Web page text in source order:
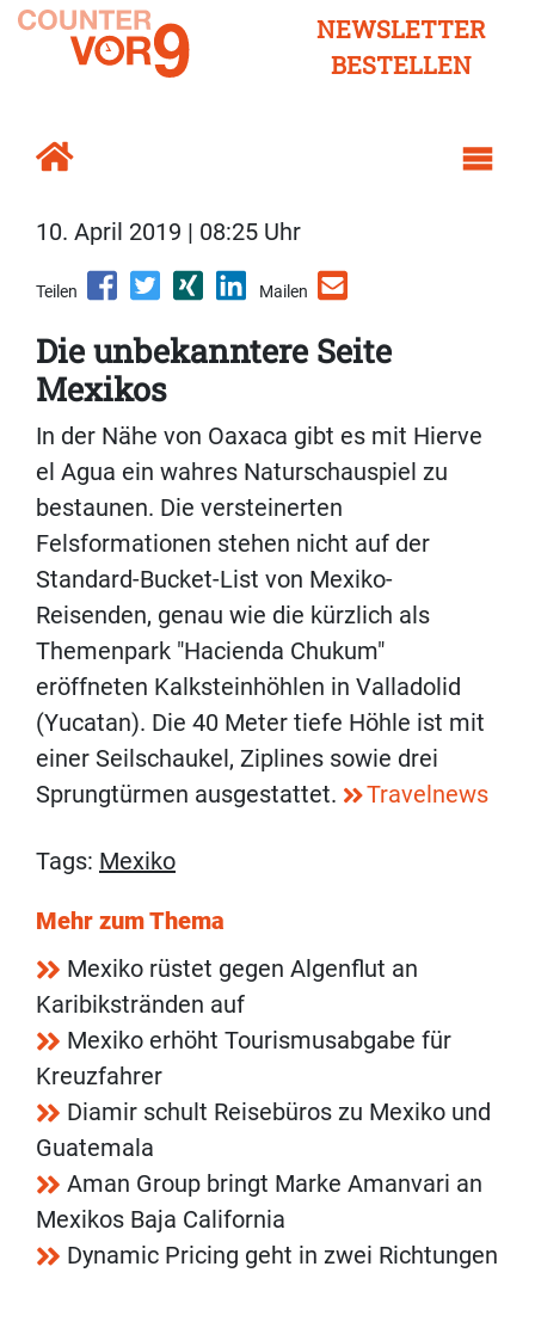
NEWSLETTER
BESTELLEN
10. April 2019 | 08:25 Uhr
Teilen Mailen
Die unbekanntere Seite
Mexikos
In der Nähe von Oaxaca gibt es mit Hierve
el Agua ein wahres Naturschauspiel zu
bestaunen. Die versteinerten
Felsformationen stehen nicht auf der
Standard-Bucket-List von Mexiko-
Reisenden, genau wie die kürzlich als
Themenpark "Hacienda Chukum"
eröffneten Kalksteinhöhlen in Valladolid
(Yucatan). Die 40 Meter tiefe Höhle ist mit
einer Seilschaukel, Ziplines sowie drei
Sprungtürmen ausgestattet.
Travelnews
Tags: Mexiko
Mehr zum Thema
Mexiko rüstet gegen Algenflut an
Karibikstränden auf
Mexiko erhöht Tourismusabgabe für
Kreuzfahrer
Diamir schult Reisebüros zu Mexiko und
Guatemala
Aman Group bringt Marke Amanvari an
Mexikos Baja California
Dynamic Pricing geht in zwei Richtungen